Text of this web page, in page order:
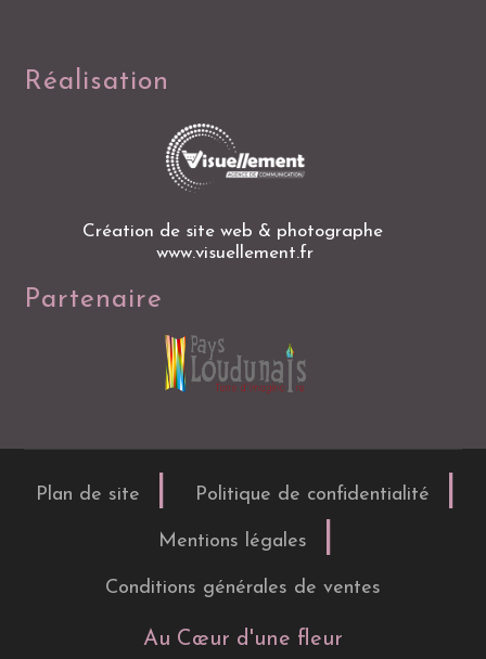
Réalisation
Création de site web & photographe
www.visuellement.fr
Partenaire
Plan de site Politique de confidentialité
Mentions légales
Conditions générales de ventes
Au Cœur d'une fleur